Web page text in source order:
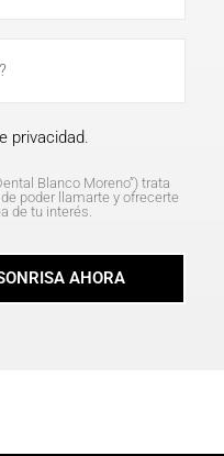
privacidad.
Blanco Moreno”) trata
poder llamarte y ofrecerte
de tu interés.
AHORA